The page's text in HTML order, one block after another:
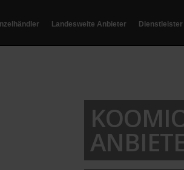
Landesweite Anbieter Dienstleister